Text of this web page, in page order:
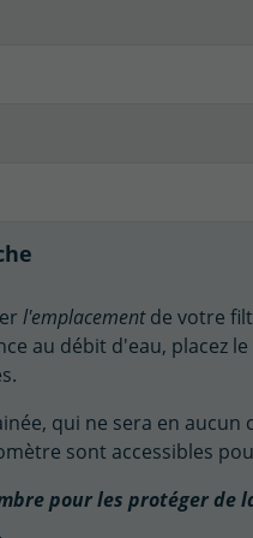
l'emplacementde votre
au débit d'eau, placez
qui ne sera en aucun
sont accessibles
pour les protéger de